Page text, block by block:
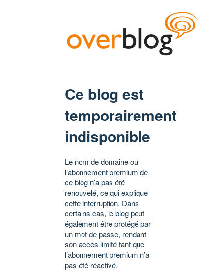
Ce blog est
temporairement
indisponible
Le nom de domaine ou
l’abonnement premium de
ce blog n’a pas été
renouvelé, ce qui explique
cette interruption. Dans
certains cas, le blog peut
également être protégé par
un mot de passe, rendant
son accès limité tant que
l’abonnement premium n’a
pas été réactivé.